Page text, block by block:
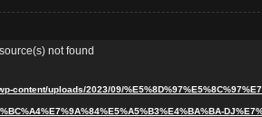
not found
content/uploads/2023/09/